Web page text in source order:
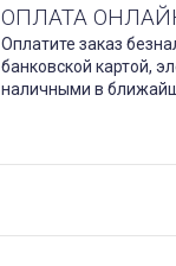
ОПЛАТА
Оплатите заказ
банковской картой,
наличными в